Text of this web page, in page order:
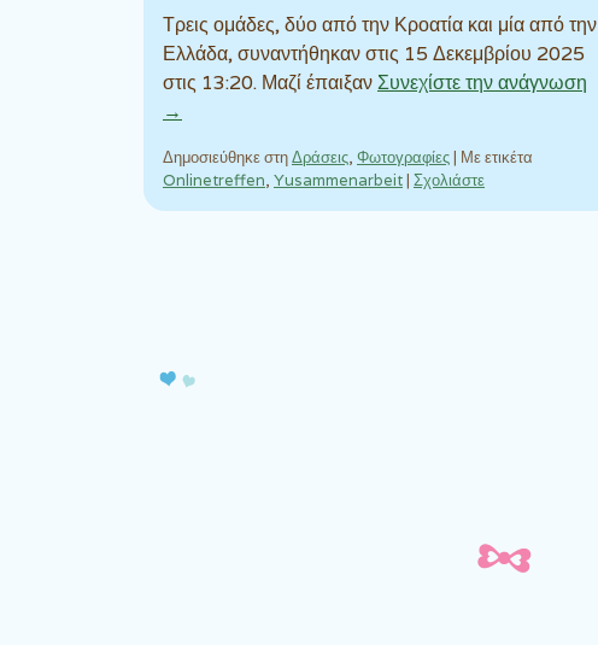
Τρεις ομάδες, δύο από την Κροατία και μία από την
Ελλάδα, συναντήθηκαν στις 15 Δεκεμβρίου 2025
στις 13:20. Μαζί έπαιξανΣυνεχίστε την ανάγνωση
→
Δημοσιεύθηκε στηΔράσεις, Φωτογραφίες| Με ετικέτα
Onlinetreffen, Yusammenarbeit| Σχολιάστε